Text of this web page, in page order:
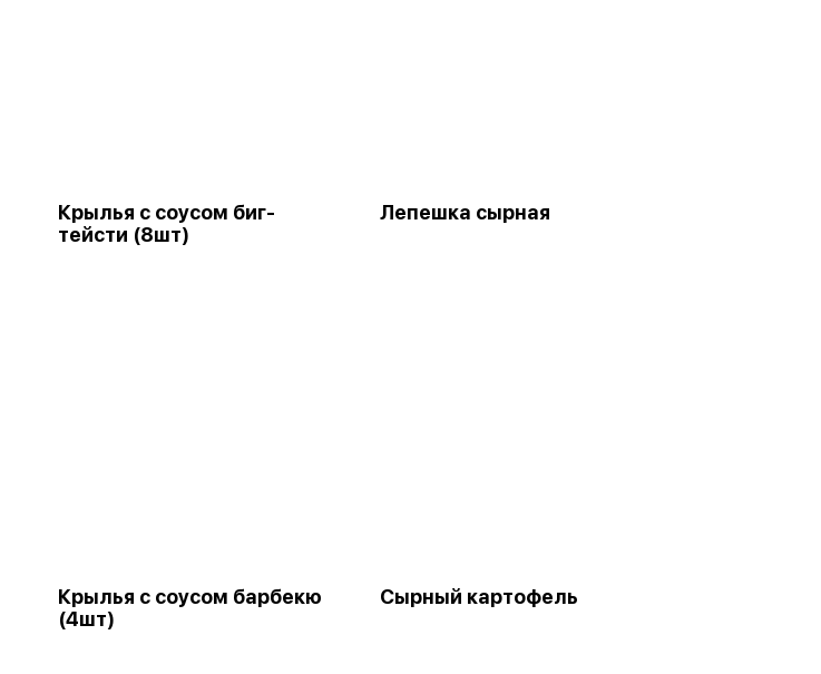
Крылья с соусом биг-
тейсти (8шт)
Лепешка сырная
Крылья с соусом барбекю
(4шт)
Сырный картофель